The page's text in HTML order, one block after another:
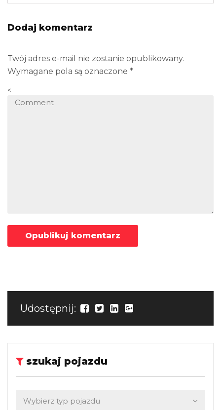
Dodaj komentarz
Twój adres e-mail nie zostanie opublikowany.
Wymagane pola są oznaczone *
<
Udostępnij:
szukaj pojazdu